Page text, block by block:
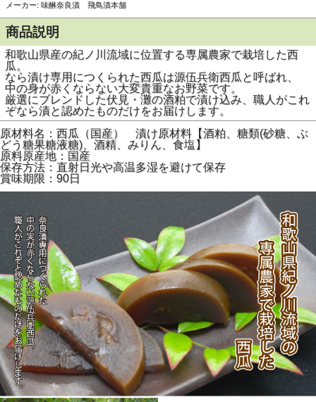
メーカー: 味醂奈良漬 飛鳥漬本舗
商品説明
和歌山県産の紀ノ川流域に位置する専属農家で栽培した西
瓜。
なら漬け専用につくられた西瓜は源伍兵衛西瓜と呼ばれ、
中の身が赤くならない大変貴重なお野菜です。
厳選にブレンドした伏見・灘の酒粕で漬け込み、職人がこれ
ぞなら漬と認めたものだけをお届けします。
原材料名：西瓜（国産） 漬け原材料【酒粕、糖類(砂糖、ぶ
どう糖果糖液糖)、酒精、みりん、食塩】
原料原産地：国産
保存方法：直射日光や高温多湿を避けて保存
賞味期限：90日